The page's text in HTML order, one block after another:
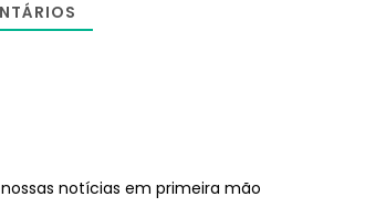
notícias em primeira mão